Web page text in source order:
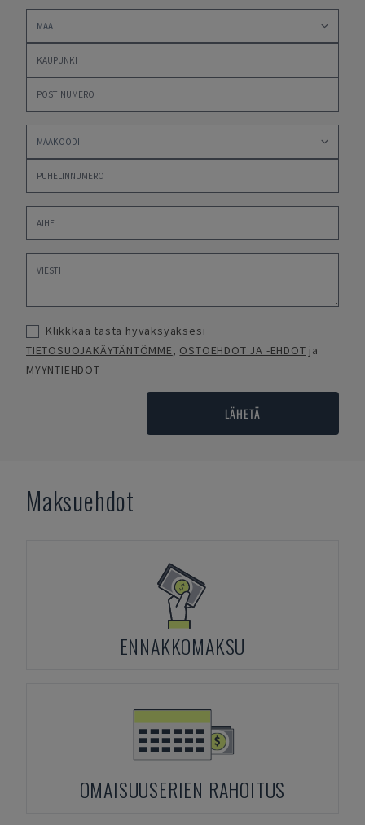
Klikkkaa tästä hyväksyäksesi
TIETOSUOJAKÄYTÄNTÖMME, OSTOEHDOT JA -EHDOT ja
MYYNTIEHDOT
LÄHETÄ
Maksuehdot
ENNAKKOMAKSU
OMAISUUSERIEN RAHOITUS